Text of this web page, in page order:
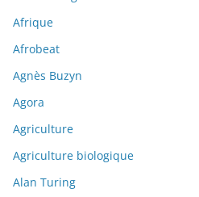
Afrique
Afrobeat
Agnès Buzyn
Agora
Agriculture
Agriculture biologique
Alan Turing